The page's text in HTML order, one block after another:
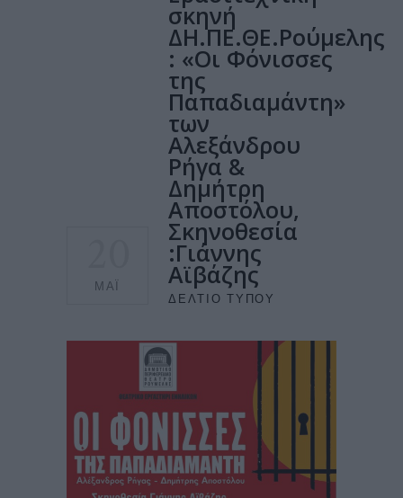
ΜΆΙ
σκηνή
ΔΗ.ΠΕ.ΘΕ.Ρούμελης
: «Οι Φόνισσες
της
Παπαδιαμάντη»
των
Αλεξάνδρου
Ρήγα &
Δημήτρη
Αποστόλου,
Σκηνοθεσία
:Γιάννης
Αϊβάζης
ΔΕΛΤΊΟ ΤΎΠΟΥ